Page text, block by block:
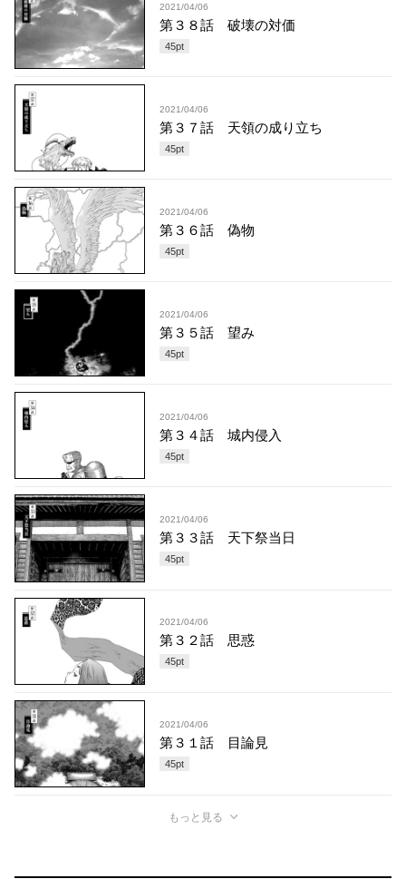
2021/04/06
第３８話 破壊の対価
45pt
2021/04/06
第３７話 天領の成り立ち
45pt
2021/04/06
第３６話 偽物
45pt
2021/04/06
第３５話 望み
45pt
2021/04/06
第３４話 城内侵入
45pt
2021/04/06
第３３話 天下祭当日
45pt
2021/04/06
第３２話 思惑
45pt
2021/04/06
第３１話 目論見
45pt
もっと見る